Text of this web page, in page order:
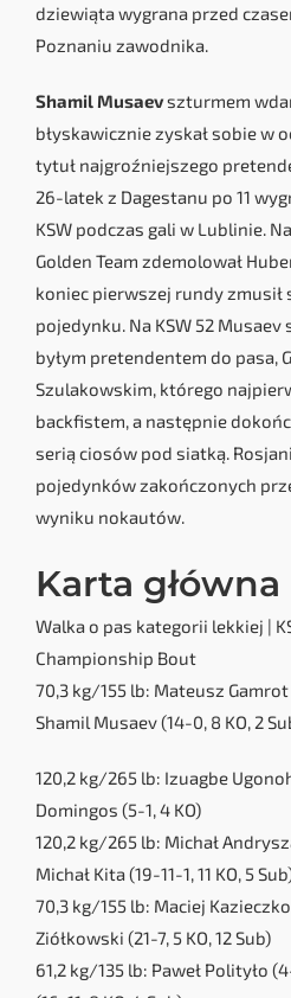
dziewiąta wygrana przed
Poznaniu zawodnika.
Shamil Musaevszturmem
błyskawicznie zyskał sobie w
tytuł najgroźniejszego
26-latek z Dagestanu po 11
KSW podczas gali w Lublinie.
Golden Team zdemolował
koniec pierwszej rundy
pojedynku. Na KSW 52 Musaev
byłym pretendentem do pasa,
Szulakowskim, którego
backfistem, a następnie
serią ciosów pod siatką.
pojedynków zakończonych
wyniku nokautów.
Karta główna
Walka o pas kategorii lekkiej |
Championship Bout
70,3 kg/155 lb: Mateusz Gamrot
Shamil Musaev (14-0, 8 KO, 2
120,2 kg/265 lb: Izuagbe
Domingos (5-1, 4 KO)
120,2 kg/265 lb: Michał
Michał Kita (19-11-1, 11 KO, 5
70,3 kg/155 lb: Maciej
Ziółkowski (21-7, 5 KO, 12 Sub)
61,2 kg/135 lb: Paweł Polityło